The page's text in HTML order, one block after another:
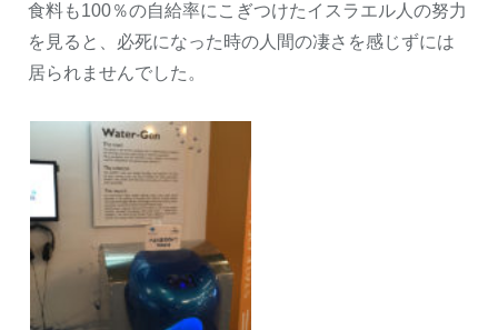
食料も100％の自給率にこぎつけたイスラエル人の努力
を見ると、必死になった時の人間の凄さを感じずには
居られませんでした。